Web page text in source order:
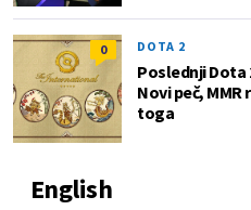
0 DOTA 2
Poslednji
Novi peč,
toga
English